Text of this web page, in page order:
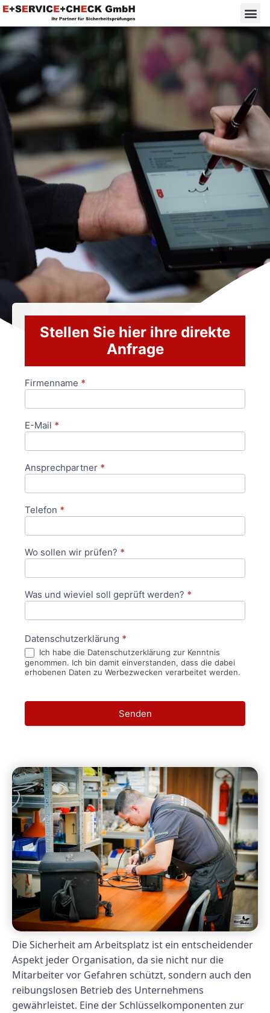
Stellen Sie hier ihre direkte
Anfrage
Anfrageformular
Firmenname *
E-Mail *
Ansprechpartner *
Telefon *
Wo sollen wir prüfen? *
Was und wieviel soll geprüft werden? *
Datenschutzerklärung *
Ich habe die Datenschutzerklärung zur Kenntnis
genommen. Ich bin damit einverstanden, dass die dabei
erhobenen Daten zu Werbezwecken verarbeitet werden.
Senden
Die Sicherheit am Arbeitsplatz ist ein entscheidender
Aspekt jeder Organisation, da sie nicht nur die
Mitarbeiter vor Gefahren schützt, sondern auch den
reibungslosen Betrieb des Unternehmens
gewährleistet. Eine der Schlüsselkomponenten zur